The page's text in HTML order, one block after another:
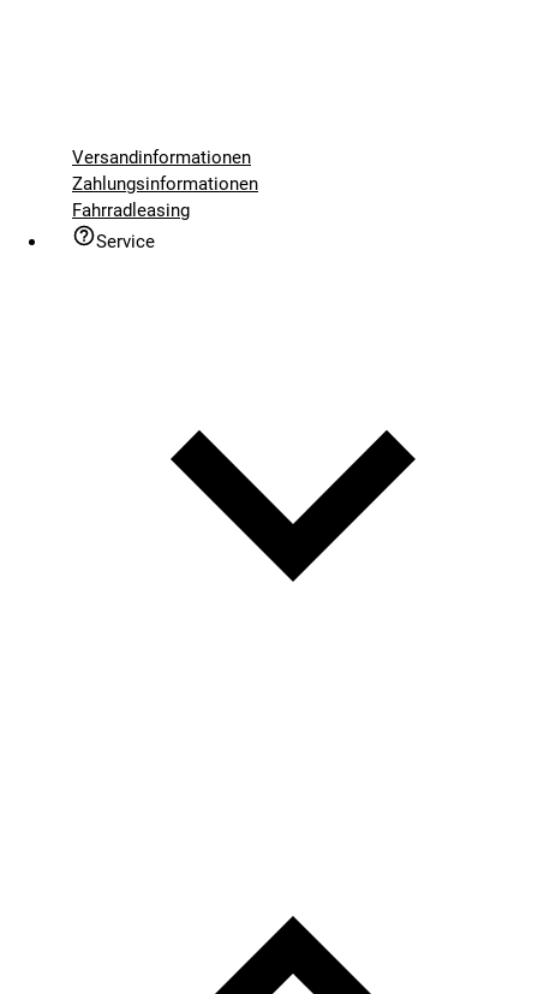
Versandinformationen
Zahlungsinformationen
Fahrradleasing
Service